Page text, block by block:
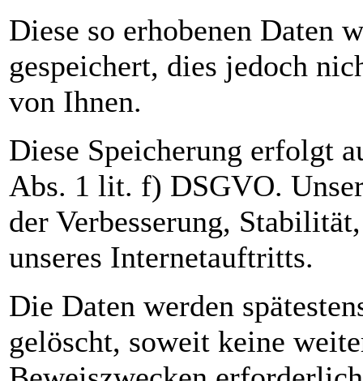
Diese so erhobenen Daten
gespeichert, dies jedoch
von Ihnen.
Diese Speicherung erfolgt
Abs. 1 lit. f) DSGVO.
der Verbesserung,
unseres Internetauftritts.
Die Daten werden
gelöscht, soweit keine